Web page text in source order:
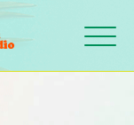
Click